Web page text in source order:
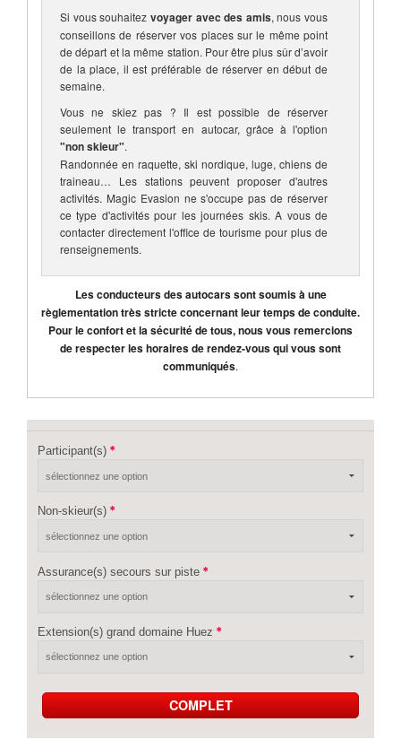
Si vous souhaitez voyager avec des amis, nous vous
conseillons de réserver vos places sur le même point
de départ et la même station. Pour être plus sûr d’avoir
de la place, il est préférable de réserver en début de
semaine.
Vous ne skiez pas ? Il est possible de réserver
seulement le transport en autocar, grâce à l'option
"non skieur".
Randonnée en raquette, ski nordique, luge, chiens de
traineau… Les stations peuvent proposer d'autres
activités. Magic Evasion ne s'occupe pas de réserver
ce type d'activités pour les journées skis. A vous de
contacter directement l'office de tourisme pour plus de
renseignements.
Les conducteurs des autocars sont soumis à une
règlementation très stricte concernant leur temps de conduite.
Pour le confort et la sécurité de tous, nous vous remercions
de respecter les horaires de rendez-vous qui vous sont
communiqués.
Participant(s)
Non-skieur(s)
Assurance(s) secours sur piste
Extension(s) grand domaine Huez
COMPLET